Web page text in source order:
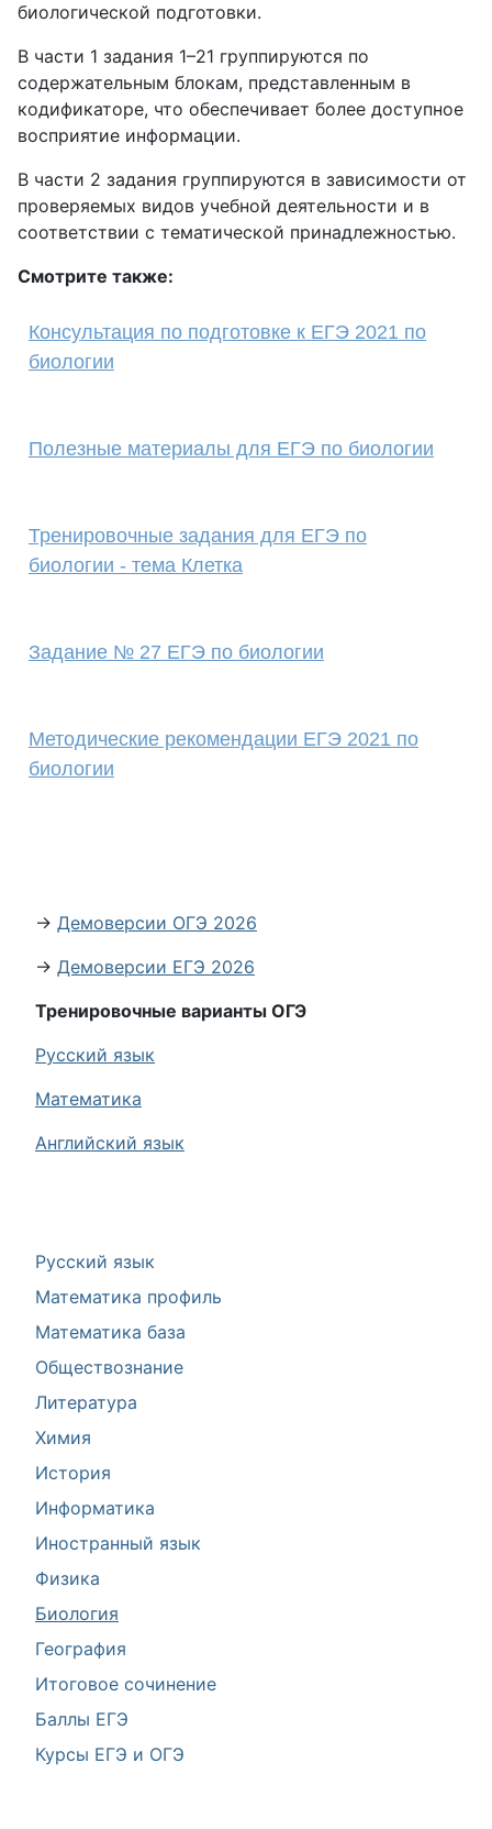
Русский язык
Математика профиль
Математика база
Обществознание
Литература
Химия
История
Информатика
Иностранный язык
Физика
Биология
География
Итоговое сочинение
Баллы ЕГЭ
Курсы ЕГЭ и ОГЭ
биологической подготовки.
В части 1 задания 1–21 группируются по
содержательным блокам, представленным в
кодификаторе, что обеспечивает более доступное
восприятие информации.
В части 2 задания группируются в зависимости от
проверяемых видов учебной деятельности и в
соответствии с тематической принадлежностью.
Смотрите также:
Консультация по подготовке к ЕГЭ 2021 по
биологии
Полезные материалы для ЕГЭ по биологии
Тренировочные задания для ЕГЭ по
биологии - тема Клетка
Задание № 27 ЕГЭ по биологии
Методические рекомендации ЕГЭ 2021 по
биологии
→ Демоверсии ОГЭ 2026
→ Демоверсии ЕГЭ 2026
Тренировочные варианты ОГЭ
Русский язык
Математика
Английский язык